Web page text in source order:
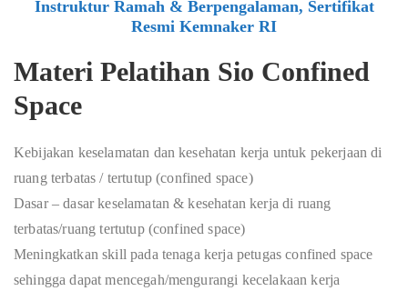
Instruktur Ramah & Berpengalaman, Sertifikat
Resmi Kemnaker RI
Materi Pelatihan Sio Confined
Space
Kebijakan keselamatan dan kesehatan kerja untuk pekerjaan di
ruang terbatas / tertutup (confined space)
Dasar – dasar keselamatan & kesehatan kerja di ruang
terbatas/ruang tertutup (confined space)
Meningkatkan skill pada tenaga kerja petugas confined space
sehingga dapat mencegah/mengurangi kecelakaan kerja